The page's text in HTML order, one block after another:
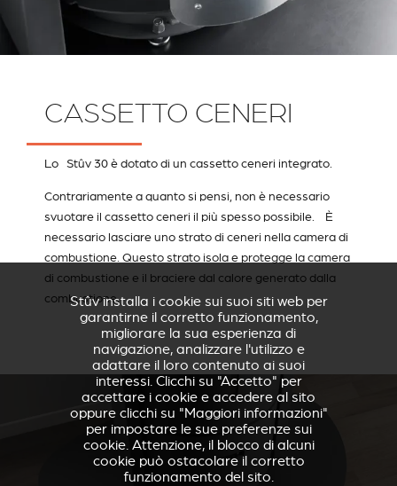
CASSETTO CENERI
Lo Stûv 30 è dotato di un cassetto ceneri integrato.
Contrariamente a quanto si pensi, non è necessario
svuotare il cassetto ceneri il più spesso possibile. È
necessario lasciare uno strato di ceneri nella camera di
combustione. Questo strato isola e protegge la camera
di combustione e il braciere dal calore generato dalla
combustione.
Stûv installa i cookie sui suoi siti web per
garantirne il corretto funzionamento,
migliorare la sua esperienza di
navigazione, analizzare l'utilizzo e
adattare il loro contenuto ai suoi
interessi. Clicchi su "Accetto" per
accettare i cookie e accedere al sito
oppure clicchi su "Maggiori informazioni"
per impostare le sue preferenze sui
cookie. Attenzione, il blocco di alcuni
cookie può ostacolare il corretto
funzionamento del sito.